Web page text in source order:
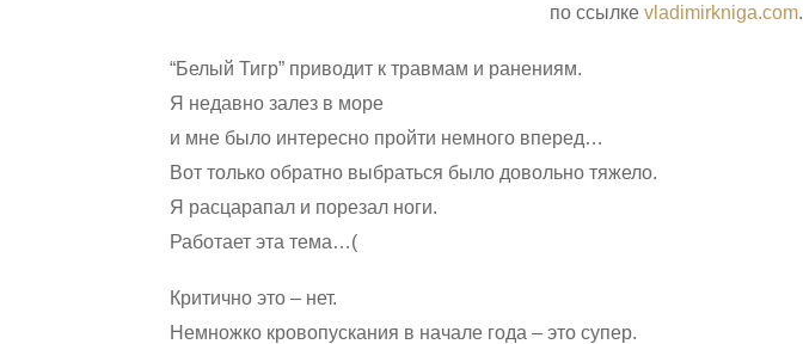
по ссылке vladimirkniga.com.
“Белый Тигр” приводит к травмам и ранениям.
Я недавно залез в море
и мне было интересно пройти немного вперед…
Вот только обратно выбраться было довольно тяжело.
Я расцарапал и порезал ноги.
Работает эта тема…(
Критично это – нет.
Немножко кровопускания в начале года – это супер.